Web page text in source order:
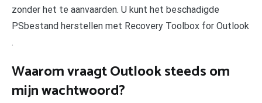
zonder het te aanvaarden. U kunt het beschadigde
PSbestand herstellen met Recovery Toolbox for Outlook
.
Waarom vraagt Outlook steeds om
mijn wachtwoord?